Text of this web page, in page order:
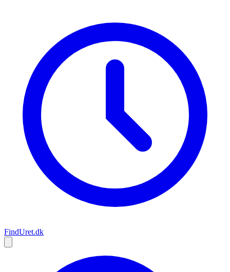
FindUret.dk